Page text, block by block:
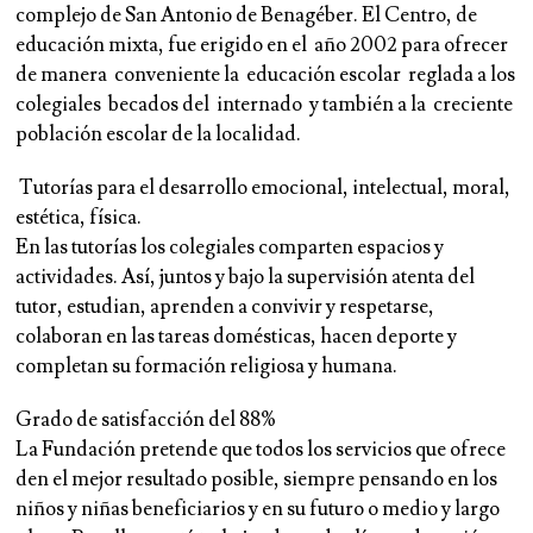
complejo de San Antonio de Benagéber. El Centro, de
educación mixta, fue erigido en el año 2002 para ofrecer
de manera conveniente la educación escolar reglada a los
colegiales becados del internado y también a la creciente
población escolar de la localidad.
Tutorías para el desarrollo emocional, intelectual, moral,
estética, física.
En las tutorías los colegiales comparten espacios y
actividades. Así, juntos y bajo la supervisión atenta del
tutor, estudian, aprenden a convivir y respetarse,
colaboran en las tareas domésticas, hacen deporte y
completan su formación religiosa y humana.
Grado de satisfacción del 88%
La Fundación pretende que todos los servicios que ofrece
den el mejor resultado posible, siempre pensando en los
niños y niñas beneficiarios y en su futuro o medio y largo